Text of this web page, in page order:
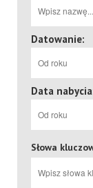
Datowanie:
Data
Słowa